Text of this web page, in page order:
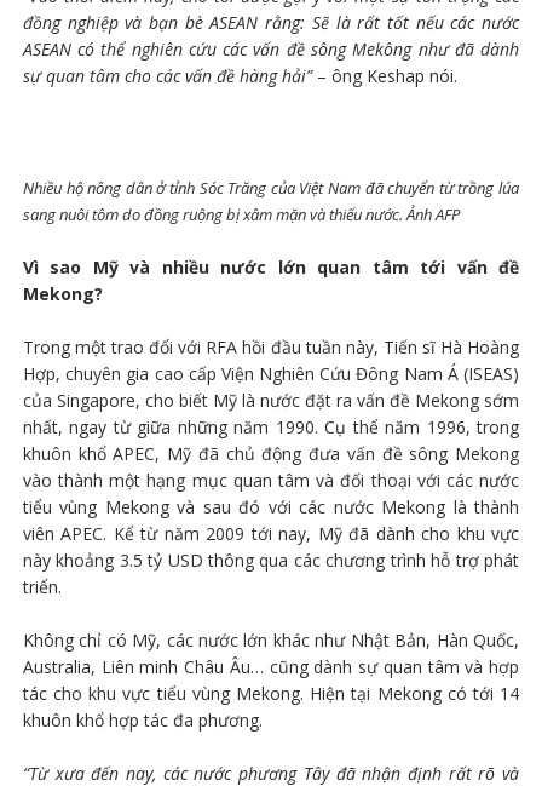
đồng nghiệp và bạn bè ASEAN rằng: Sẽ là rất tốt nếu các nước
ASEAN có thể nghiên cứu các vấn đề sông Mekông như đã dành
sự quan tâm cho các vấn đề hàng hải”– ông Keshap nói.
Nhiều hộ nông dân ở tỉnh Sóc Trăng của Việt Nam đã chuyển từ trồng lúa
sang nuôi tôm do đồng ruộng bị xâm mặn và thiếu nước. Ảnh AFP
Vì sao Mỹ và nhiều nước lớn quan tâm tới vấn đề
Mekong?
Trong một trao đổi với RFA hồi đầu tuần này, Tiến sĩ Hà Hoàng
Hợp, chuyên gia cao cấp Viện Nghiên Cứu Đông Nam Á (ISEAS)
của Singapore, cho biết Mỹ là nước đặt ra vấn đề Mekong sớm
nhất, ngay từ giữa những năm 1990. Cụ thể năm 1996, trong
khuôn khổ APEC, Mỹ đã chủ động đưa vấn đề sông Mekong
vào thành một hạng mục quan tâm và đối thoại với các nước
tiểu vùng Mekong và sau đó với các nước Mekong là thành
viên APEC. Kể từ năm 2009 tới nay, Mỹ đã dành cho khu vực
này khoảng 3.5 tỷ USD thông qua các chương trình hỗ trợ phát
triển.
Không chỉ có Mỹ, các nước lớn khác như Nhật Bản, Hàn Quốc,
Australia, Liên minh Châu Âu… cũng dành sự quan tâm và hợp
tác cho khu vực tiểu vùng Mekong. Hiện tại Mekong có tới 14
khuôn khổ hợp tác đa phương.
“Từ xưa đến nay, các nước phương Tây đã nhận định rất rõ và